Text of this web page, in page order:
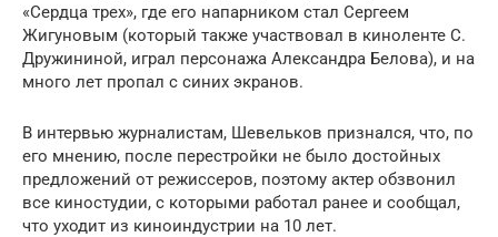
«Сердца трех», где его напарником стал Сергеем
Жигуновым (который также участвовал в киноленте С.
Дружининой, играл персонажа Александра Белова), и на
много лет пропал с синих экранов.
В интервью журналистам, Шевельков признался, что, по
его мнению, после перестройки не было достойных
предложений от режиссеров, поэтому актер обзвонил
все киностудии, с которыми работал ранее и сообщал,
что уходит из киноиндустрии на 10 лет.